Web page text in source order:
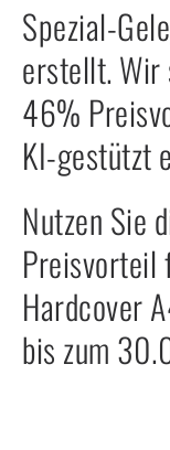
Spezial-
erstellt. Wir
46%
KI-gestützt
Nutzen Sie
Preisvorteil
Hardcover
bis zum